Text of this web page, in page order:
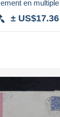
en
± US$17.36